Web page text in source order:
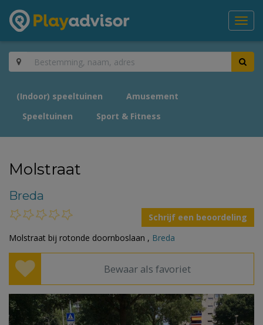
(Indoor) speeltuinen
Amusement
Speeltuinen
Sport & Fitness
Molstraat
Breda
Schrijf een beoordeling
Molstraat bij rotonde doornboslaan , Breda
Bewaar als favoriet